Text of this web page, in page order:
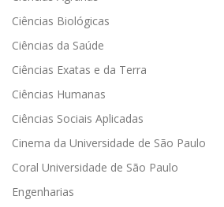
Ciências Biológicas
Ciências da Saúde
Ciências Exatas e da Terra
Ciências Humanas
Ciências Sociais Aplicadas
Cinema da Universidade de São Paulo
Coral Universidade de São Paulo
Engenharias